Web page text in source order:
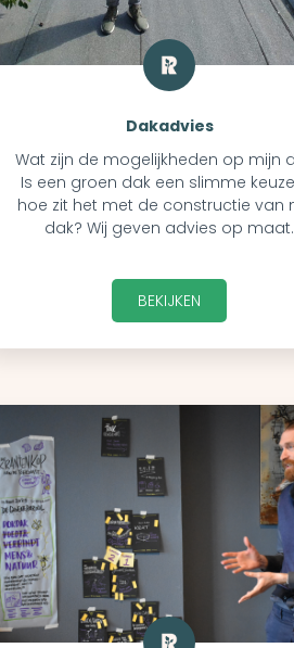
Dakadvies
Wat zijn de mogelijkheden op mijn
Is een groen dak een slimme
hoe zit het met de constructie van
dak? Wij geven advies op maat.
BEKIJKEN